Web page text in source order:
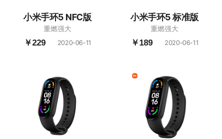
小米手环5 NFC版
重燃强大
￥229 2020-06-11
小米手环5 标准版
重燃强大
￥189 2020-06-11